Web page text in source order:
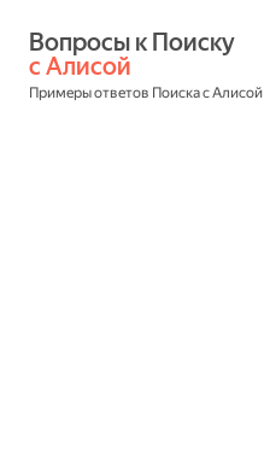
с Алисой
Примеры ответов Поиска с Алисой